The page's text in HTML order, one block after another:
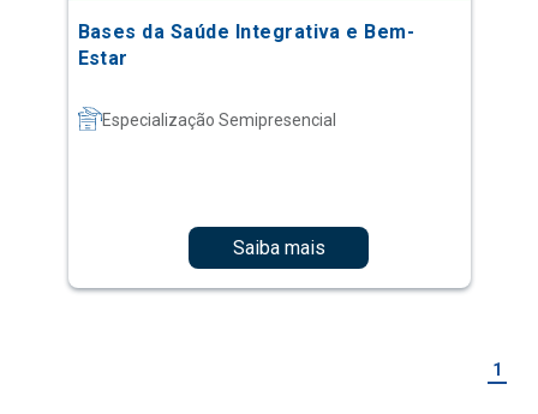
Bases da Saúde Integrativa e Bem-
Estar
Especialização Semipresencial
Saiba mais
1